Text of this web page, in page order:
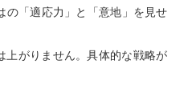
「適応力」と「意地」を見せ
上がりません。具体的な戦略が